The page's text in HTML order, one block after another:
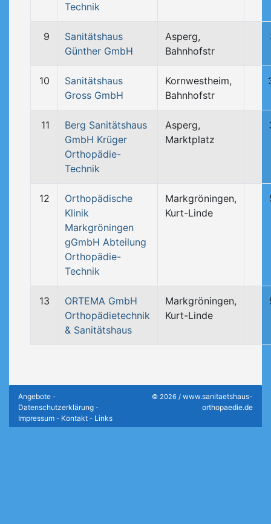
Technik
9
Sanitätshaus
Günther GmbH
Asperg,
Bahnhofstr
10
Sanitätshaus
Gross GmbH
Kornwestheim,
Bahnhofstr
11
Berg Sanitätshaus
GmbH Krüger
Orthopädie-
Technik
Asperg,
Marktplatz
12
Orthopädische
Klinik
Markgröningen
gGmbH Abteilung
Orthopädie-
Technik
Markgröningen,
Kurt-Linde
13
ORTEMA GmbH
Orthopädietechnik
& Sanitätshaus
Markgröningen,
Kurt-Linde
Angebote -
Datenschutzerklärung -
Impressum - Kontakt - Links
© 2026 / www.sanitaetshaus-
orthopaedie.de